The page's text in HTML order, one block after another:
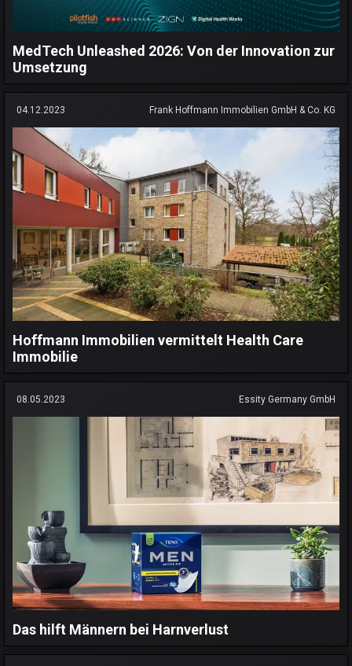
MedTech Unleashed 2026: Von der Innovation zur
Umsetzung
04.12.2023 Frank Hoffmann Immobilien GmbH & Co. KG
Hoffmann Immobilien vermittelt Health Care
Immobilie
08.05.2023 Essity Germany GmbH
Das hilft Männern bei Harnverlust